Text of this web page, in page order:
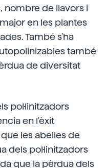
nombre de llavors i
en les plantes
També s'ha
també
de diversitat
pol·linitzadors
en l'èxit
les abelles de
dels pol·linitzadors
que la pèrdua dels